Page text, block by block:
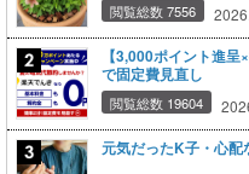
閲覧総数 7556
【3,000ポイント進
で固定費見直し
閲覧総数 19604
元気だったK子・心配